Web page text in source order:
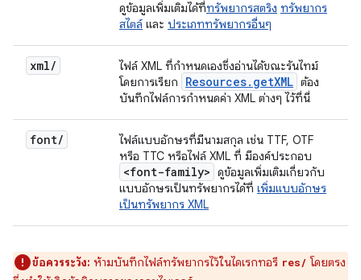
ดูข้อมูลเพิ่มเติมได้ที่ทรัพยากรสตริง ทรัพยากร
สไตล์ และ ประเภททรัพยากรอื่นๆ
xml/
ไฟล์ XML ที่กำหนดเองซึ่งอ่านได้ขณะรันไทม์
โดยการเรียก
Resources. getXML ต้อง
บันทึกไฟล์การกำหนดค่า XML ต่างๆ ไว้ที่นี่
font/
ไฟล์แบบอักษรที่มีนามสกุล เช่น TTF, OTF
หรือ TTC หรือไฟล์ XML ที่ มีองค์ประกอบ
<font-family> ดูข้อมูลเพิ่มเติมเกี่ยวกับ
แบบอักษรเป็นทรัพยากรได้ที่ เพิ่มแบบอักษร
เป็นทรัพยากร XML
ข้อควรระวัง: ห้ามบันทึกไฟล์ทรัพยากรไว้ในไดเรกทอรี res/ โดยตรง